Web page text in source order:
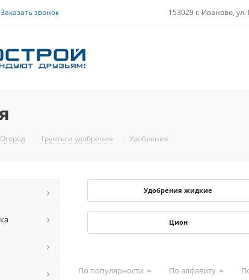
Заказать звонок 153029 г. Иваново,
- Грунты и удобрения - Удобрения
Удобрения жидкие
Цион
По популярности По алфавиту